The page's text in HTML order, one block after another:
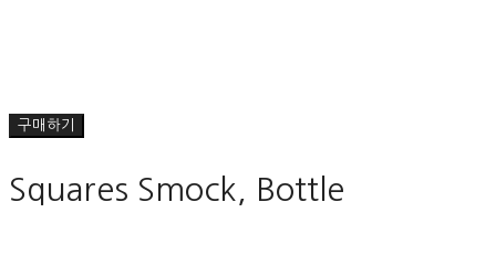
구매하기
Squares Smock, Bottle